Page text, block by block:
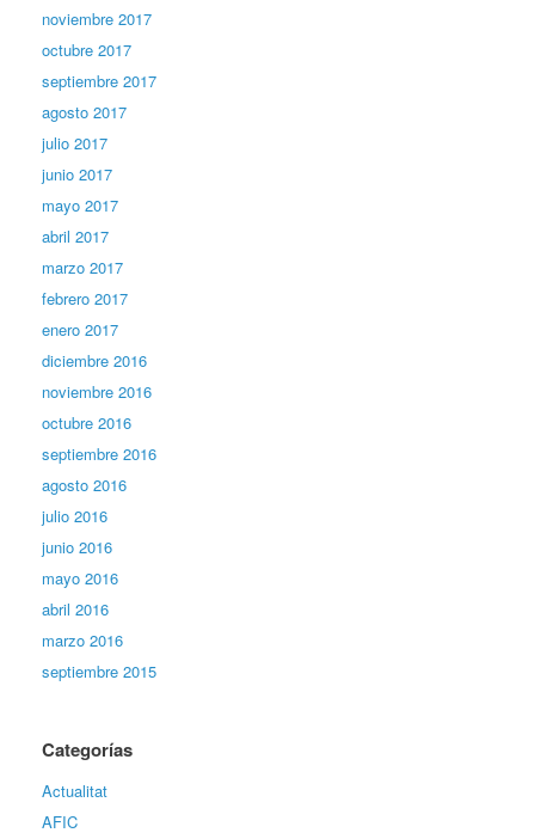
noviembre 2017
octubre 2017
septiembre 2017
agosto 2017
julio 2017
junio 2017
mayo 2017
abril 2017
marzo 2017
febrero 2017
enero 2017
diciembre 2016
noviembre 2016
octubre 2016
septiembre 2016
agosto 2016
julio 2016
junio 2016
mayo 2016
abril 2016
marzo 2016
septiembre 2015
Categorías
Actualitat
AFIC